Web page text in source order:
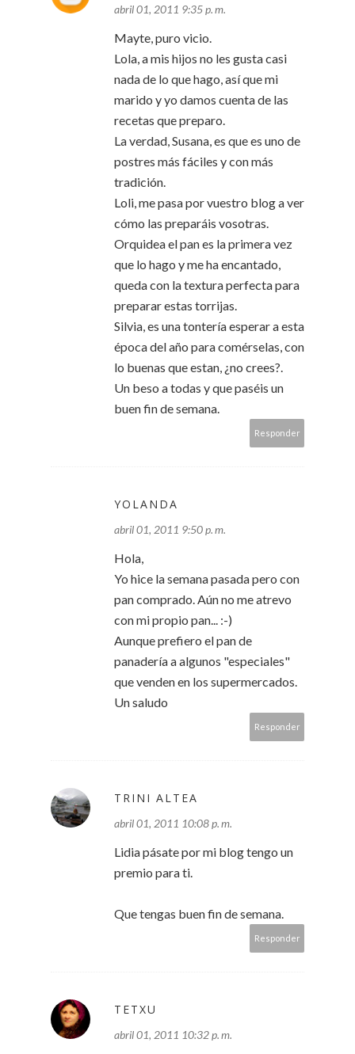
abril 01, 2011 9:35 p. m.
Mayte, puro vicio.
Lola, a mis hijos no les gusta casi
nada de lo que hago, así que mi
marido y yo damos cuenta de las
recetas que preparo.
La verdad, Susana, es que es uno de
postres más fáciles y con más
tradición.
Loli, me pasa por vuestro blog a ver
cómo las preparáis vosotras.
Orquidea el pan es la primera vez
que lo hago y me ha encantado,
queda con la textura perfecta para
preparar estas torrijas.
Silvia, es una tontería esperar a esta
época del año para comérselas, con
lo buenas que estan, ¿no crees?.
Un beso a todas y que paséis un
buen fin de semana.
Responder
YOLANDA
abril 01, 2011 9:50 p. m.
Hola,
Yo hice la semana pasada pero con
pan comprado. Aún no me atrevo
con mi propio pan... :-)
Aunque prefiero el pan de
panadería a algunos "especiales"
que venden en los supermercados.
Un saludo
Responder
TRINI ALTEA
abril 01, 2011 10:08 p. m.
Lidia pásate por mi blog tengo un
premio para ti.
Que tengas buen fin de semana.
Responder
TETXU
abril 01, 2011 10:32 p. m.